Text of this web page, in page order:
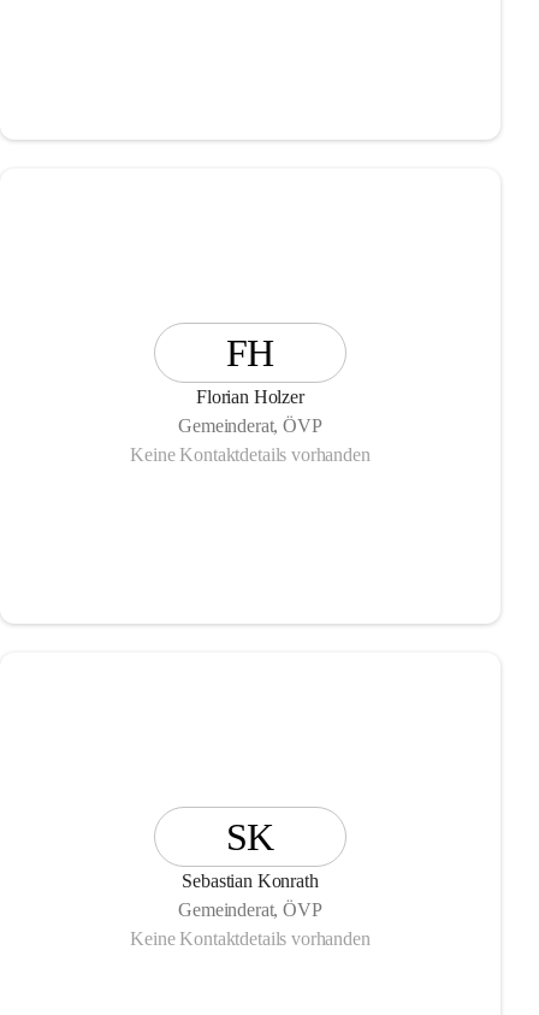
FH
Florian Holzer
Gemeinderat, ÖVP
Keine Kontaktdetails vorhanden
SK
Sebastian Konrath
Gemeinderat, ÖVP
Keine Kontaktdetails vorhanden